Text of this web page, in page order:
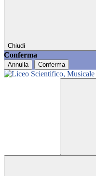
Chiudi
Conferma
Annulla Conferma